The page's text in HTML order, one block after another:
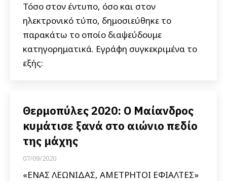
Τόσο στον έντυπο, όσο και στον
ηλεκτρονικό τύπο, δημοσιεύθηκε το
παρακάτω το οποίο διαψεύδουμε
κατηγορηματικά. Εγράφη συγκεκριμένα το
εξής:
Θερμοπύλες 2020: Ο Μαίανδρος
κυμάτισε ξανά στο αιώνιο πεδίο
της μάχης
07/09/2020
«ΕΝΑΣ ΛΕΩΝΙΔΑΣ, ΑΜΕΤΡΗΤΟΙ ΕΦΙΑΛΤΕΣ»